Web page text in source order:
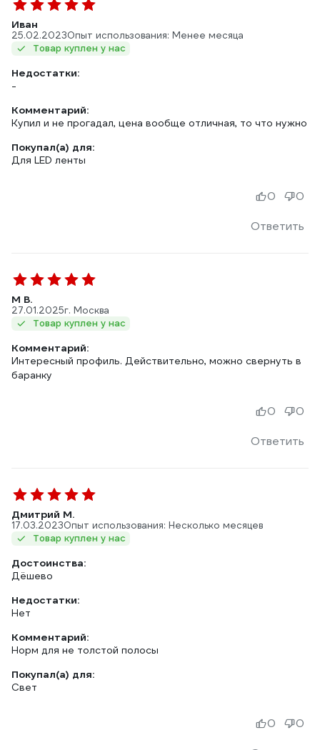
Иван
25.02.2023Опыт использования: Менее месяца
Товар куплен у нас
Недостатки:
-
Комментарий:
Купил и не прогадал, цена вообще отличная, то что нужно
Покупал(а) для:
Для LED ленты
Ответить
0 0
М В.
27.01.2025г. Москва
Товар куплен у нас
Комментарий:
Интересный профиль. Действительно, можно свернуть в
баранку
Ответить
0 0
Дмитрий М.
17.03.2023Опыт использования: Несколько месяцев
Товар куплен у нас
Достоинства:
Дёшево
Недостатки:
Нет
Комментарий:
Норм для не толстой полосы
Покупал(а) для:
Свет
0 0